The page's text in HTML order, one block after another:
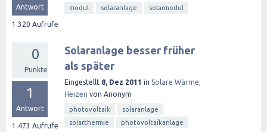
Antwort
1.320 Aufrufe
modul solaranlage solarmodul
0
Punkte
1
Antwort
1.473 Aufrufe
Solaranlage besser früher
als später
Eingestellt 8, Dez 2011 in Solare Wärme,
Heizen von Anonym
photovoltaik
solaranlage
solarthermie
photovoltaikanlage